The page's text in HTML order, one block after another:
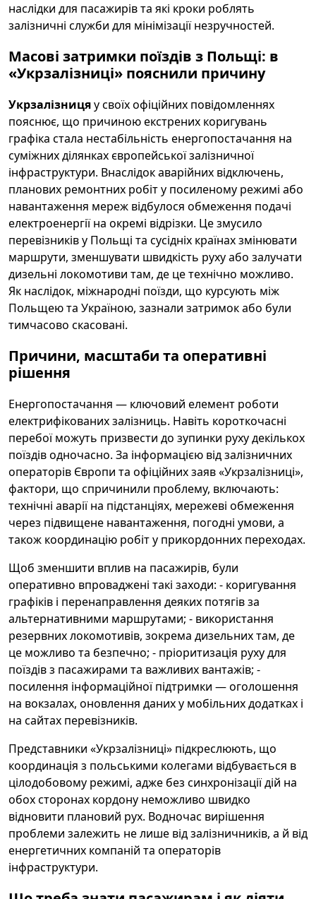
наслідки для пасажирів та які кроки роблять
залізничні служби для мінімізації незручностей.
Масові затримки поїздів з Польщі: в
«Укрзалізниці» пояснили причину
Укрзалізницяу своїх офіційних повідомленнях
пояснює, що причиною екстрених коригувань
графіка стала нестабільність енергопостачання на
суміжних ділянках європейської залізничної
інфраструктури. Внаслідок аварійних відключень,
планових ремонтних робіт у посиленому режимі або
навантаження мереж відбулося обмеження подачі
електроенергії на окремі відрізки. Це змусило
перевізників у Польщі та сусідніх країнах змінювати
маршрути, зменшувати швидкість руху або залучати
дизельні локомотиви там, де це технічно можливо.
Як наслідок, міжнародні поїзди, що курсують між
Польщею та Україною, зазнали затримок або були
тимчасово скасовані.
Причини, масштаби та оперативні
рішення
Енергопостачання — ключовий елемент роботи
електрифікованих залізниць. Навіть короткочасні
перебої можуть призвести до зупинки руху декількох
поїздів одночасно. За інформацією від залізничних
операторів Європи та офіційних заяв «Укрзалізниці»,
фактори, що спричинили проблему, включають:
технічні аварії на підстанціях, мережеві обмеження
через підвищене навантаження, погодні умови, а
також координацію робіт у прикордонних переходах.
Щоб зменшити вплив на пасажирів, були
оперативно впроваджені такі заходи: - коригування
графіків і перенаправлення деяких потягів за
альтернативними маршрутами; - використання
резервних локомотивів, зокрема дизельних там, де
це можливо та безпечно; - пріоритизація руху для
поїздів з пасажирами та важливих вантажів; -
посилення інформаційної підтримки — оголошення
на вокзалах, оновлення даних у мобільних додатках і
на сайтах перевізників.
Представники «Укрзалізниці» підкреслюють, що
координація з польськими колегами відбувається в
цілодобовому режимі, адже без синхронізації дій на
обох сторонах кордону неможливо швидко
відновити плановий рух. Водночас вирішення
проблеми залежить не лише від залізничників, а й від
енергетичних компаній та операторів
інфраструктури.